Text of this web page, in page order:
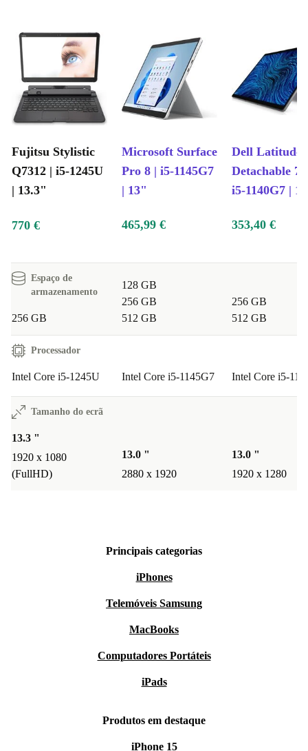
Fujitsu Stylistic
Q7312 | i5-1245U
| 13.3"
Microsoft Surface
Pro 8 | i5-1145G7
| 13"
Dell Latitude
Detachable
i5-1140G7 |
770 € 465,99 € 353,40 €
Espaço de
armazenamento
256 GB
128 GB
256 GB
512 GB
256 GB
512 GB
Processador
Intel Core i5-1245U Intel Core i5-1145G7 Intel Core i5-
Tamanho do ecrã
13.3 "
1920 x 1080
(FullHD)
13.0 "
2880 x 1920
13.0 "
1920 x 1280
Principais categorias
iPhones
Telemóveis Samsung
MacBooks
Computadores Portáteis
iPads
Produtos em destaque
iPhone 15